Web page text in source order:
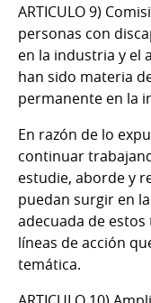
ARTICULO 9)
personas con
en la industria y el
han sido materia
permanente en la
En razón de lo
continuar
estudie, aborde y
puedan surgir en
adecuada de
líneas de acción
temática.